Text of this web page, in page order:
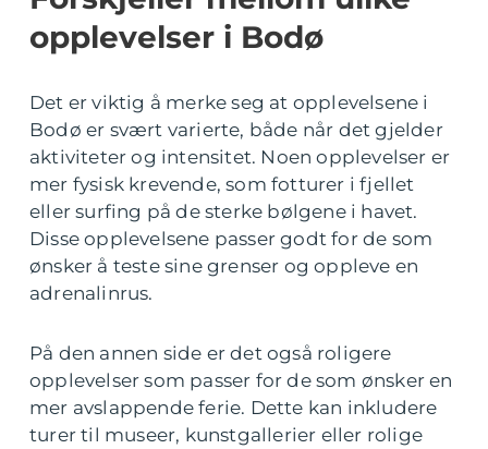
opplevelser i Bodø
Det er viktig å merke seg at opplevelsene i
Bodø er svært varierte, både når det gjelder
aktiviteter og intensitet. Noen opplevelser er
mer fysisk krevende, som fotturer i fjellet
eller surfing på de sterke bølgene i havet.
Disse opplevelsene passer godt for de som
ønsker å teste sine grenser og oppleve en
adrenalinrus.
På den annen side er det også roligere
opplevelser som passer for de som ønsker en
mer avslappende ferie. Dette kan inkludere
turer til museer, kunstgallerier eller rolige